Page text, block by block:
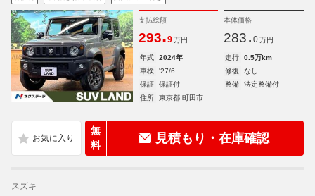
支払総額
293.9 万円
本体価格
283. 0 万円
年式 2024年 走行
0.5万km
車検
'27/6 修復
なし
保証
保証付 整備
法定整備付
住所
東京都 町田市
無
料
見積もり・在庫確認
スズキ